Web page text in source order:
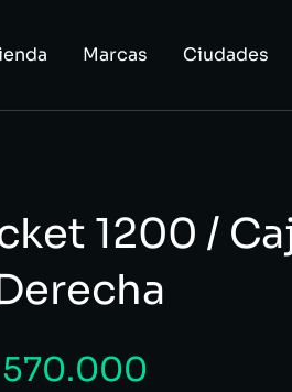
Marcas Ciudades
1200 /
570.000